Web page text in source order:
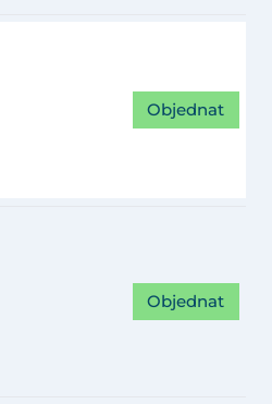
Objednat
Objednat